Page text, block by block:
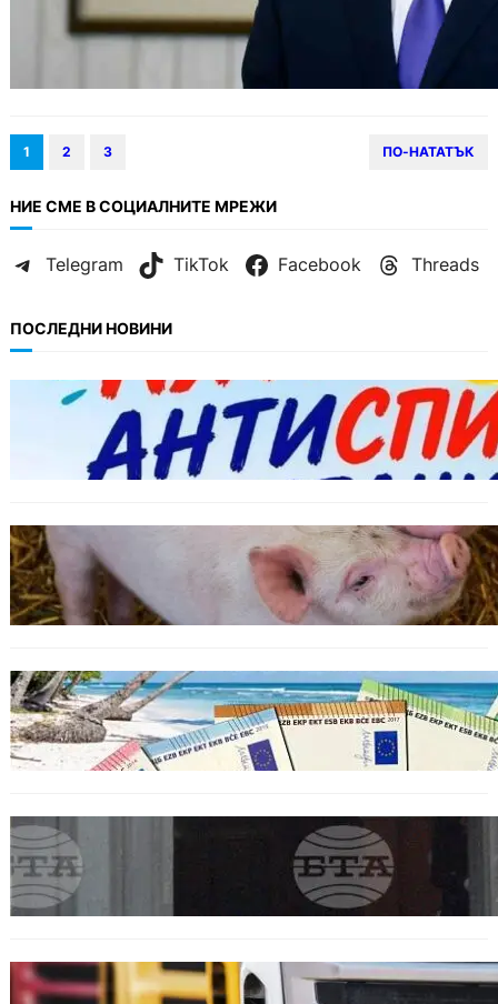
1 2 3 ПО-НАТАТЪК
НИЕ СМЕ В СОЦИАЛНИТЕ МРЕЖИ
Telegram TikTok Facebook Threads
ПОСЛЕДНИ НОВИНИ
БЪЛГАРИЯ
Варна предлага безплатни и анонимни
тестове за ХИВ и други инфекции през
август
Тревога във Варненско: Африканска чума
по свинете е открита край Гроздьово
ИКОНОМИКА
Край на цените в две валути: От 9 август
етикетите ще са само в евро.
Варна отбелязва 147 години от създаването
на Военноморските сили
БЪЛГАРИЯ